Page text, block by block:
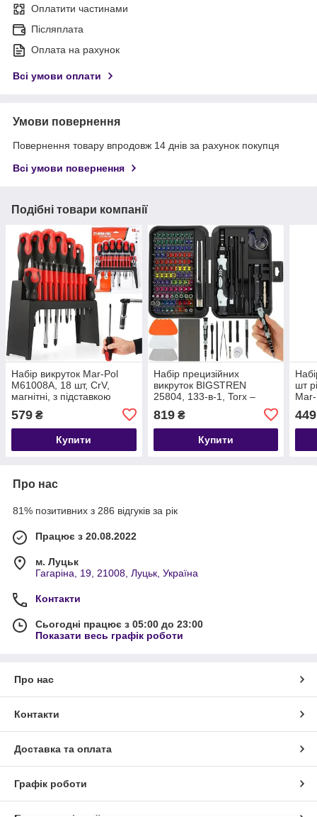
Оплатити частинами
Післяплата
Оплата на рахунок
Всі умови оплати
Умови повернення
Повернення товару впродовж 14 днів за рахунок покупця
Всі умови повернення
Подібні товари компанії
Набір викруток Mar-Pol
M61008А, 18 шт, CrV,
магнітні, з підставкою
579 ₴
Купити
Набір прецизійних
викруток BIGSTREN
25804, 133-в-1, Torx –
інструменти
819₴
Купити
шт
449
Про нас
81% позитивних з 286 відгуків за рік
Працює з 20.08.2022
м. Луцьк
Гагаріна, 19, 21008, Луцьк, Україна
Контакти
Сьогодні працює з 05:00 до 23:00
Показати весь графік роботи
Про нас
Контакти
Доставка та оплата
Графік роботи